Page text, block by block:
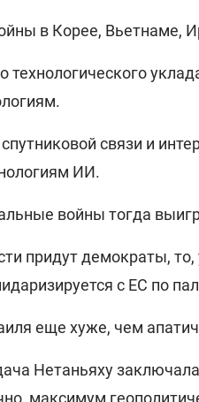
в Корее, Вьетнаме,
технологического
связи и
ИИ.
войны тогда
придут демократы,
с ЕС по
еще хуже, чем
Нетаньяху
максимум